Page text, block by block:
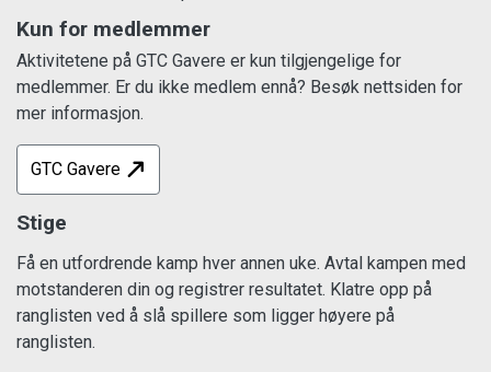
Kun for medlemmer
Aktivitetene på GTC Gavere er kun tilgjengelige for
medlemmer. Er du ikke medlem ennå? Besøk nettsiden for
mer informasjon.
GTC Gavere
Stige
Få en utfordrende kamp hver annen uke. Avtal kampen med
motstanderen din og registrer resultatet. Klatre opp på
ranglisten ved å slå spillere som ligger høyere på
ranglisten.